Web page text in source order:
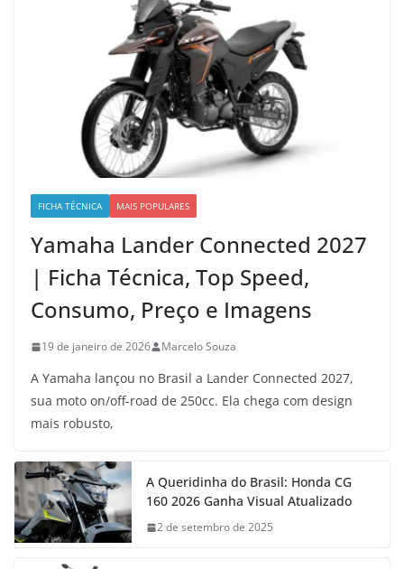
FICHA TÉCNICA MAIS POPULARES
Yamaha Lander Connected 2027
| Ficha Técnica, Top Speed,
Consumo, Preço e Imagens
19 de janeiro de 2026 Marcelo Souza
A Yamaha lançou no Brasil a Lander Connected 2027,
sua moto on/off-road de 250cc. Ela chega com design
mais robusto,
A Queridinha do Brasil: Honda CG
160 2026 Ganha Visual Atualizado
2 de setembro de 2025